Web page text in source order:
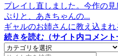
プレイし直しました。今作の
ぷりと、あきちゃんの...
ギャルのお姉さんに教え込まれ
続きを読む（サイト内コメント